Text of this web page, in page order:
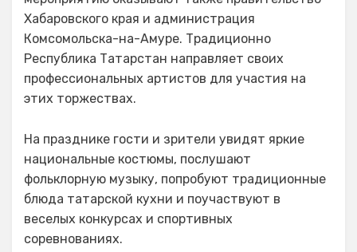
Хабаровского края и администрация
Комсомольска-на-Амуре. Традиционно
Республика Татарстан направляет своих
профессиональных артистов для участия на
этих торжествах.
На празднике гости и зрители увидят яркие
национальные костюмы, послушают
фольклорную музыку, попробуют традиционные
блюда татарской кухни и поучаствуют в
веселых конкурсах и спортивных
соревнованиях.